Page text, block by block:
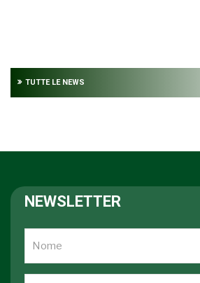
TUTTE LE NEWS
NEWSLETTER